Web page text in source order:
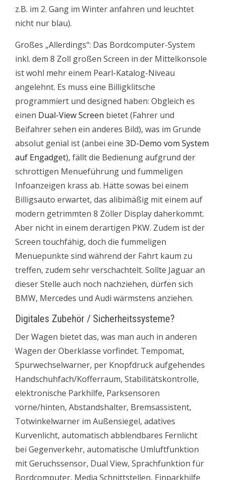
z.B. im 2. Gang im Winter anfahren und leuchtet
nicht nur blau).
Großes „Allerdings“: Das Bordcomputer-System
inkl. dem 8 Zoll großen Screen in der Mittelkonsole
ist wohl mehr einem Pearl-Katalog-Niveau
angelehnt. Es muss eine Billigklitsche
programmiert und designed haben: Obgleich es
einen Dual-View Screen bietet (Fahrer und
Beifahrer sehen ein anderes Bild), was im Grunde
absolut genial ist (anbei eine 3D-Demo vom System
auf Engadget), fällt die Bedienung aufgrund der
schrottigen Menueführung und fummeligen
Infoanzeigen krass ab. Hätte sowas bei einem
Billigsauto erwartet, das alibimäßig mit einem auf
modern getrimmten 8 Zöller Display daherkommt.
Aber nicht in einem derartigen PKW. Zudem ist der
Screen touchfähig, doch die fummeligen
Menuepunkte sind während der Fahrt kaum zu
treffen, zudem sehr verschachtelt. Sollte Jaguar an
dieser Stelle auch noch nachziehen, dürfen sich
BMW, Mercedes und Audi wärmstens anziehen.
Digitales Zubehör / Sicherheitssysteme?
Der Wagen bietet das, was man auch in anderen
Wagen der Oberklasse vorfindet. Tempomat,
Spurwechselwarner, per Knopfdruck aufgehendes
Handschuhfach/Kofferraum, Stabilitätskontrolle,
elektronische Parkhilfe, Parksensoren
vorne/hinten, Abstandshalter, Bremsassistent,
Totwinkelwarner im Außensiegel, adatives
Kurvenlicht, automatisch abblendbares Fernlicht
bei Gegenverkehr, automatische Umluftfunktion
mit Geruchssensor, Dual View, Sprachfunktion für
Bordcomputer, Media Schnittstellen, Einparkhilfe